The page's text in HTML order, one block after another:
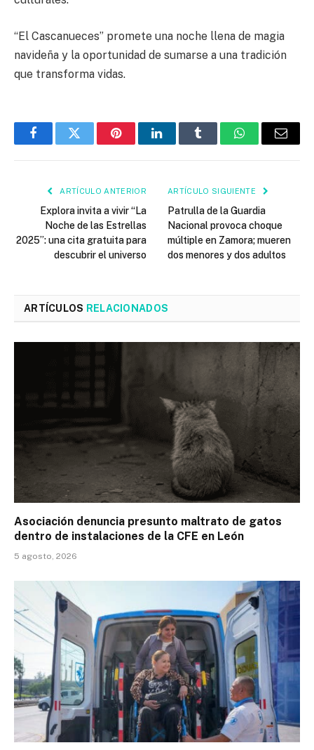
“El Cascanueces” promete una noche llena de magia
navideña y la oportunidad de sumarse a una tradición
que transforma vidas.
FacebookTwitter PinterestLinkedInTumblr WhatsAppEmail
ARTÍCULO ANTERIOR
Explora invita a vivir “La
Noche de las Estrellas
2025”: una cita gratuita para
descubrir el universo
ARTÍCULO SIGUIENTE
Patrulla de la Guardia
Nacional provoca choque
múltiple en Zamora; mueren
dos menores y dos adultos
ARTÍCULOS RELACIONADOS
Asociación denuncia presunto maltrato de gatos
dentro de instalaciones de la CFE en León
5 agosto, 2026